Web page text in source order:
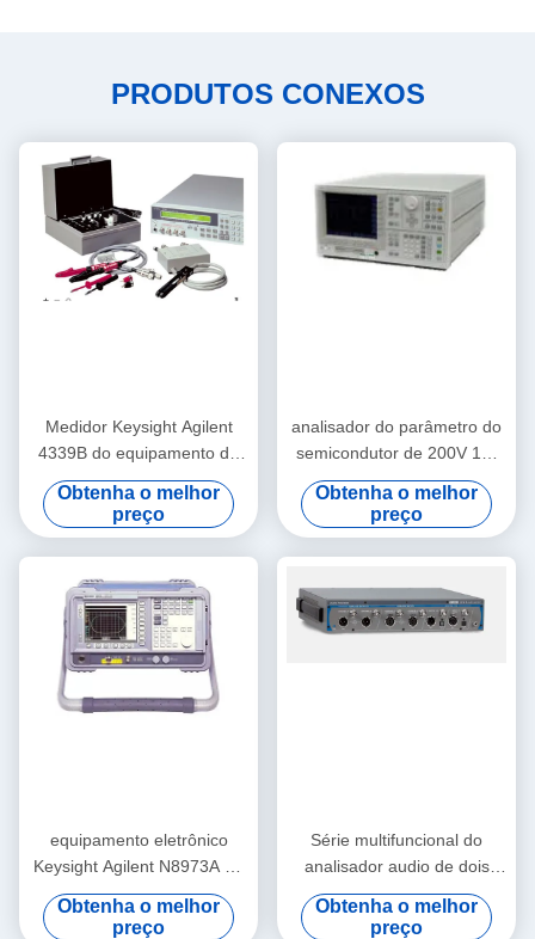
PRODUTOS CONEXOS
Medidor Keysight Agilent
4339B do equipamento de
medida da C.C. 10MS
Electronic Test And
Obtenha o melhor
preço
analisador do parâmetro do
semicondutor de 200V 1A,
Keysight prático Agilent
4155C
Obtenha o melhor
preço
equipamento eletrônico
Keysight Agilent N8973A do
teste 10MHz-3GHz e de
medida
Obtenha o melhor
preço
Série multifuncional do
analisador audio de dois
canais APx515B da precisão
Obtenha o melhor
preço